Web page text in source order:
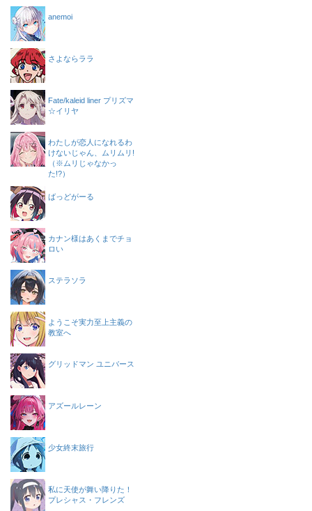
anemoi
さよならララ
Fate/kaleid liner プリズマ
☆イリヤ
わたしが恋人になれるわ
けないじゃん、ムリムリ!
（※ムリじゃなかっ
た!?）
ばっどがーる
カナン様はあくまでチョ
ロい
ステラソラ
ようこそ実力至上主義の
教室へ
グリッドマン ユニバース
アズールレーン
少女終末旅行
私に天使が舞い降りた！
プレシャス・フレンズ